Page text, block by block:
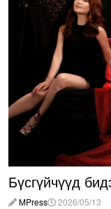
Бүсгүйчүүд
MPress 2026/05/13